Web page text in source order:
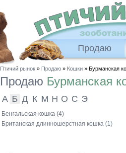
Продаю
Птичий рынок » Продаю » Кошки » Бурманская
Продаю Бурманская
А Б Д К М Н О С Э
Бенгальская кошка (4)
Британская длинношерстная кошка (1)